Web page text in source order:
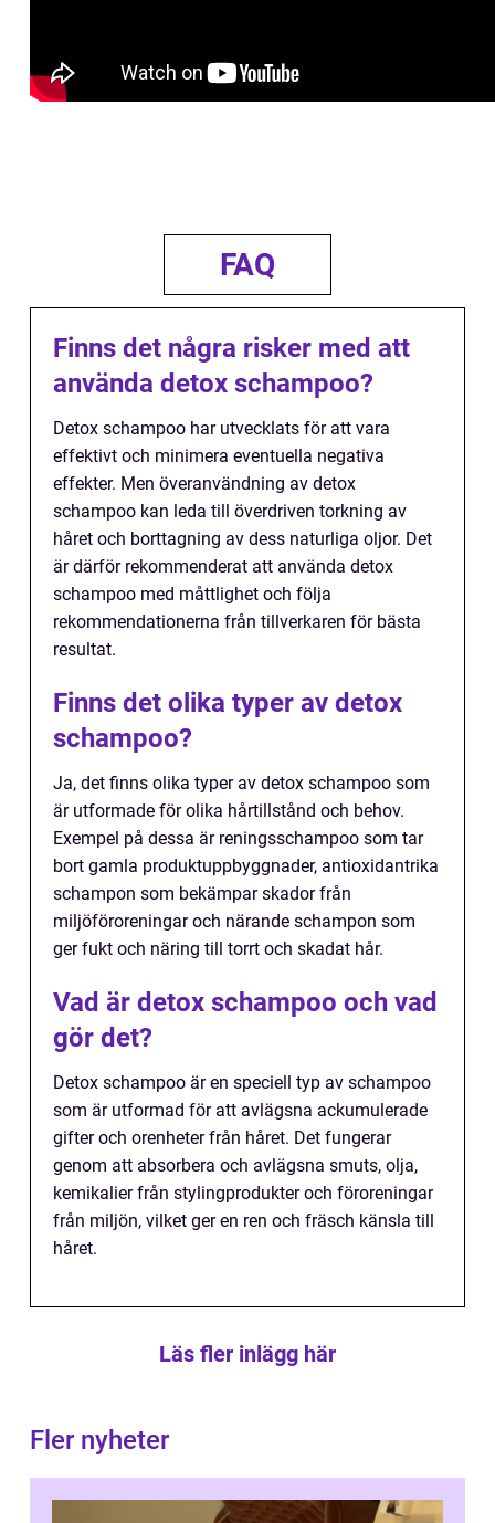
FAQ
Finns det några risker med att
använda detox schampoo?
Detox schampoo har utvecklats för att vara
effektivt och minimera eventuella negativa
effekter. Men överanvändning av detox
schampoo kan leda till överdriven torkning av
håret och borttagning av dess naturliga oljor. Det
är därför rekommenderat att använda detox
schampoo med måttlighet och följa
rekommendationerna från tillverkaren för bästa
resultat.
Finns det olika typer av detox
schampoo?
Ja, det finns olika typer av detox schampoo som
är utformade för olika hårtillstånd och behov.
Exempel på dessa är reningsschampoo som tar
bort gamla produktuppbyggnader, antioxidantrika
schampon som bekämpar skador från
miljöföroreningar och närande schampon som
ger fukt och näring till torrt och skadat hår.
Vad är detox schampoo och vad
gör det?
Detox schampoo är en speciell typ av schampoo
som är utformad för att avlägsna ackumulerade
gifter och orenheter från håret. Det fungerar
genom att absorbera och avlägsna smuts, olja,
kemikalier från stylingprodukter och föroreningar
från miljön, vilket ger en ren och fräsch känsla till
håret.
Läs fler inlägg här
Fler nyheter